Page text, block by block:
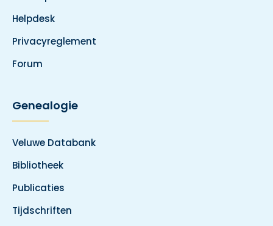
Helpdesk
Privacyreglement
Forum
Genealogie
Veluwe Databank
Bibliotheek
Publicaties
Tijdschriften